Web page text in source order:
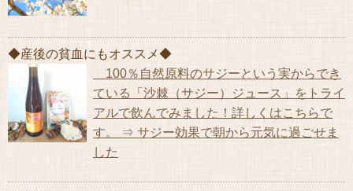
◆産後の貧血にもオススメ◆
100％自然原料のサジーという実からでき
ている「沙棘（サジー）ジュース」をトライ
アルで飲んでみました！詳しくはこちらで
す。 ⇒ サジー効果で朝から元気に過ごせま
した